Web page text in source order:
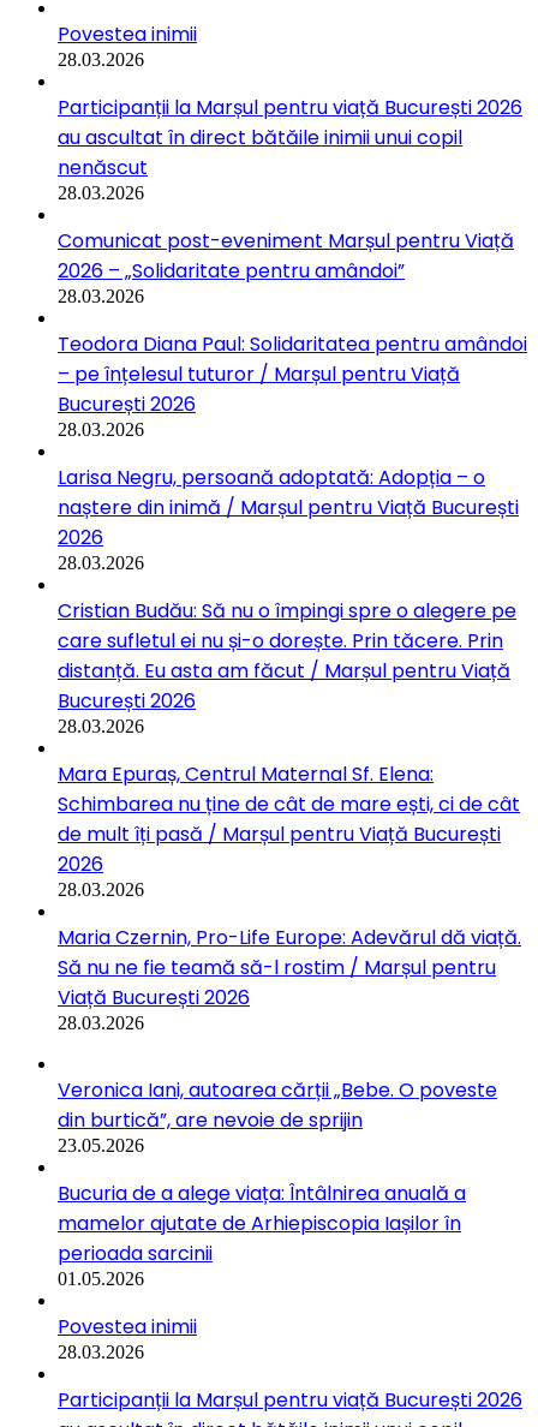
Povestea inimii
28.03.2026
Participanții la Marșul pentru viață București 2026
au ascultat în direct bătăile inimii unui copil
nenăscut
28.03.2026
Comunicat post-eveniment Marșul pentru Viață
2026 – „Solidaritate pentru amândoi”
28.03.2026
Teodora Diana Paul: Solidaritatea pentru amândoi
– pe înțelesul tuturor / Marșul pentru Viață
București 2026
28.03.2026
Larisa Negru, persoană adoptată: Adopția – o
naștere din inimă / Marșul pentru Viață București
2026
28.03.2026
Cristian Budău: Să nu o împingi spre o alegere pe
care sufletul ei nu și-o dorește. Prin tăcere. Prin
distanță. Eu asta am făcut / Marșul pentru Viață
București 2026
28.03.2026
Mara Epuraș, Centrul Maternal Sf. Elena:
Schimbarea nu ține de cât de mare ești, ci de cât
de mult îți pasă / Marșul pentru Viață București
2026
28.03.2026
Maria Czernin, Pro-Life Europe: Adevărul dă viață.
Să nu ne fie teamă să-l rostim / Marșul pentru
Viață București 2026
28.03.2026
Veronica Iani, autoarea cărții „Bebe. O poveste
din burtică”, are nevoie de sprijin
23.05.2026
Bucuria de a alege viața: Întâlnirea anuală a
mamelor ajutate de Arhiepiscopia Iașilor în
perioada sarcinii
01.05.2026
Povestea inimii
28.03.2026
Participanții la Marșul pentru viață București 2026